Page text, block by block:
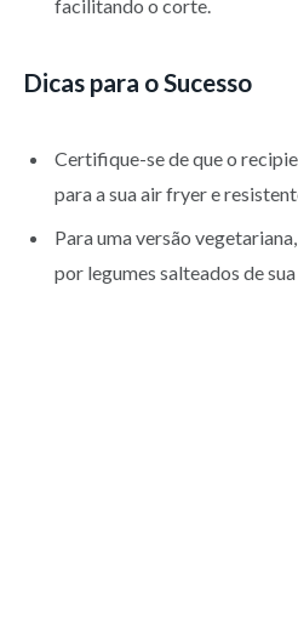
facilitando o corte.
Dicas para o Sucesso
Certifique-se de que o
para a sua air fryer e
Para uma versão
por legumes salteados de